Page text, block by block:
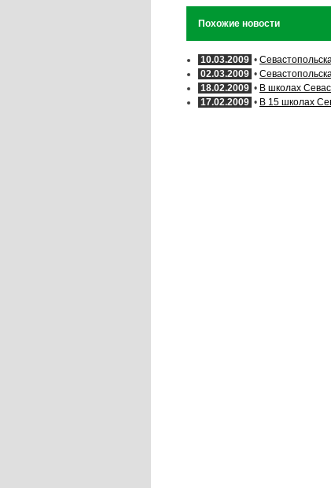
Похожие новости
10.03.2009 •
02.03.2009 •
18.02.2009 • В школах
17.02.2009 • В 15 школах